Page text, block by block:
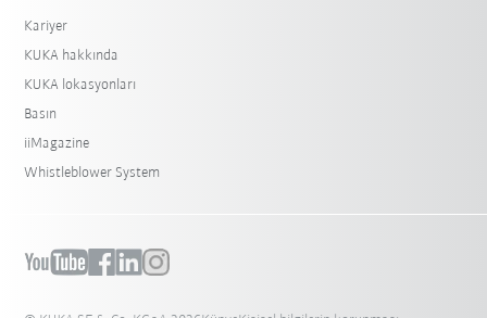
Kariyer
KUKA hakkında
KUKA lokasyonları
Basın
iiMagazine
Whistleblower System